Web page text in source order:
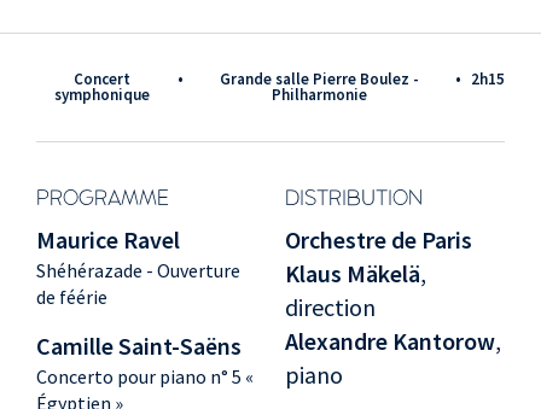
Concert
symphonique
• Grande salle Pierre Boulez -
Philharmonie
• 2h15
PROGRAMME DISTRIBUTION
Maurice Ravel
Shéhérazade - Ouverture
de féérie
Camille Saint-Saëns
Concerto pour piano n° 5 «
Égyptien »
Orchestre de Paris
Klaus Mäkelä,
direction
Alexandre Kantorow,
piano